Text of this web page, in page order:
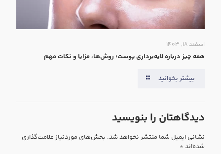
اسفند ۱۸, ۱۴۰۳
همه‌ چیز درباره لایه‌برداری پوست؛ روش‌ها، مزایا و نکات مهم
بیشتر بخوانید
دیدگاهتان را بنویسید
نشانی ایمیل شما منتشر نخواهد شد. بخش‌های موردنیاز علامت‌گذاری
شده‌اند *